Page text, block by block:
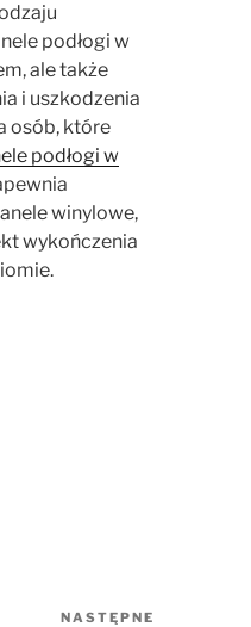
podłogi w
ale także
i uszkodzenia
osób, które
podłogi w
winylowe,
wykończenia
NASTĘPNE